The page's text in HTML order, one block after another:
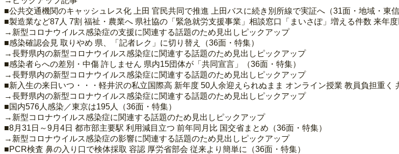
■公共交通機関のキャッシュレス化 上田 官民共同で推進 上田バスに続き別所線で実証へ（31面・地域・東信
■製造業など87人 7割 福祉・農業へ 県社協の「緊急就労支援事業」相談窓口「まいさぽ」増える件数 来年度
→新型コロナウイルス感染症の支援に関連する話題のため見出しピックアップ
■感染確認会見 取りやめ 県、「記者レク」に切り替え（36面・特集）
→長野県内の新型コロナウイルス感染症に関連する話題のため見出しピックアップ
■感染者らへの差別・中傷 許しません 県内15団体が「共同宣言」（36面・特集）
→長野県内の新型コロナウイルス感染症に関連する話題のため見出しピックアップ
■新入生の来日いつ・・・軽井沢の私立国際高 新年度 50人余迎えられぬまま オンライン授業 教員負担重く
→長野県内の新型コロナウイルス感染症に関連する話題のため見出しピックアップ
■国内576人感染／東京は195人（36面・特集）
→新型コロナウイルス感染症に関連する話題のため見出しピックアップ
■8月31日～9月4日 都市部主要駅 利用減目立つ 前年同月比 国交省まとめ（36面・特集）
→新型コロナウイルス感染症の影響に関連する話題のため見出しピックアップ
■PCR検査 鼻の入り口で検体採取 容認 厚労省部会 従来より簡単に（36面・特集）